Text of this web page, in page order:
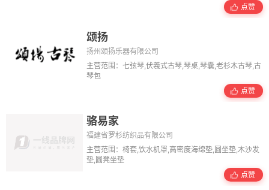
点赞
颂扬
扬州颂扬乐器有限公司
主营范围：七弦琴,伏羲式古琴,琴桌,琴囊,老杉木古琴,古
琴包
点赞
骆易家
福建省罗杉纺织品有限公司
主营范围：椅套,饮水机罩,高密度海绵垫,圆坐垫,木沙发
垫,圆凳坐垫
点赞